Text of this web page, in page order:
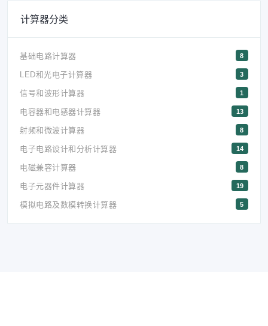
计算器分类
基础电路计算器 8
LED和光电子计算器 3
信号和波形计算器 1
电容器和电感器计算器 13
射频和微波计算器 8
电子电路设计和分析计算器 14
电磁兼容计算器 8
电子元器件计算器 19
模拟电路及数模转换计算器 5